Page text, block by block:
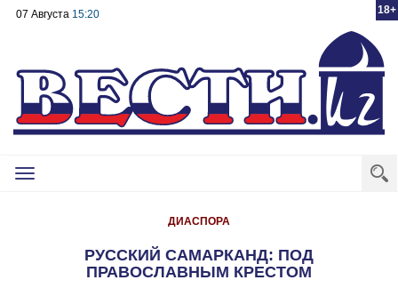
18+
07 Августа 15:20
Toggle
ДИАСПОРА
РУССКИЙ САМАРКАНД: ПОД
ПРАВОСЛАВНЫМ КРЕСТОМ